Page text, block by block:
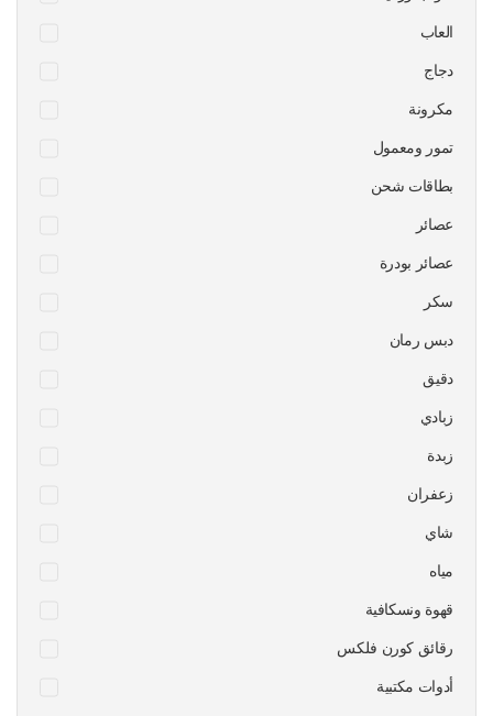
العاب
دجاج
مكرونة
تمور ومعمول
بطاقات شحن
عصائر
عصائر بودرة
سكر
دبس رمان
دقيق
زبادي
زبدة
زعفران
شاي
مياه
قهوة ونسكافية
رقائق كورن فلكس
أدوات مكتبية